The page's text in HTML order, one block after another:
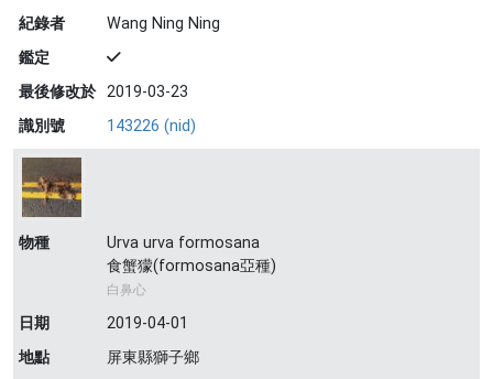
紀錄者
Wang Ning Ning
鑑定
最後修改於 2019-03-23
識別號
143226 (nid)
物種
Urva urva formosana
食蟹獴(formosana亞種)
白鼻心
日期
2019-04-01
地點
屏東縣獅子鄉